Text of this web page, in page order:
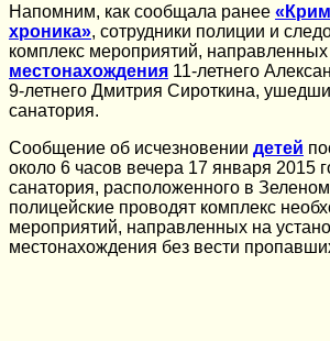
Напомним, как сообщала ранее
хроника», сотрудники полиции и
комплекс мероприятий, направленных
местонахождения 11-летнего
9-летнего Дмитрия Сироткина,
санатория.
Сообщение об исчезновении детей
около 6 часов вечера 17 января 2015
санатория, расположенного в
полицейские проводят комплекс
мероприятий, направленных на
местонахождения без вести